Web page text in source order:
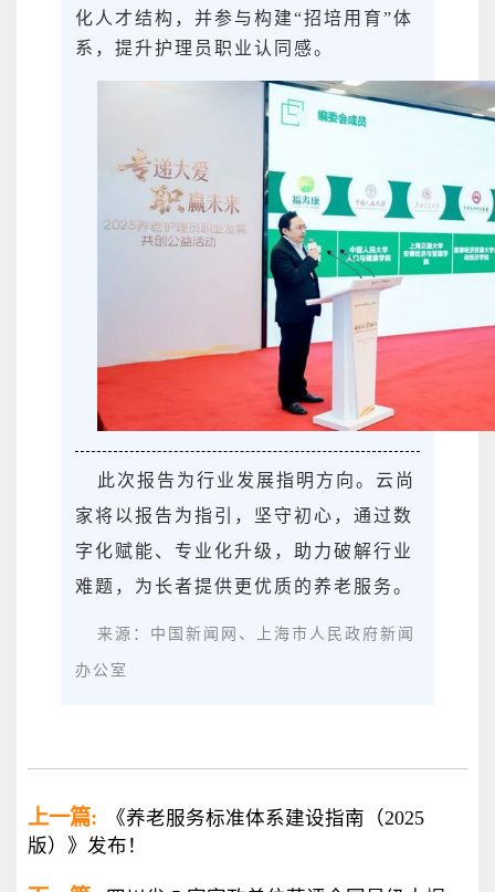
化人才结构，并参与构建“招培用育”体
系，提升护理员职业认同感。
此次报告为行业发展指明方向。云尚
家将以报告为指引，坚守初心，通过数
字化赋能、专业化升级，助力破解行业
难题，为长者提供更优质的养老服务。
来源：中国新闻网、上海市人民政府新闻
办公室
上一篇:
《养老服务标准体系建设指南（2025
版）》发布！